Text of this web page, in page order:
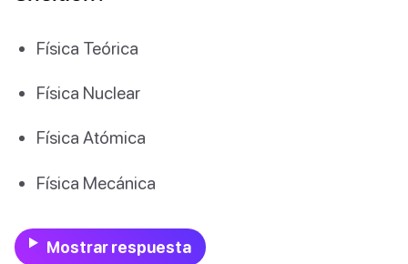
Física Teórica
Física Nuclear
Física Atómica
Física Mecánica
Mostrar respuesta